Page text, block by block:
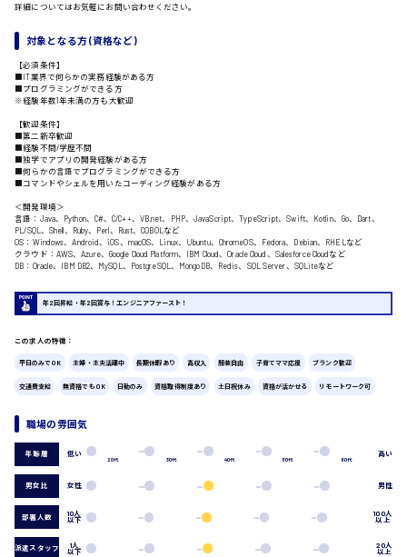
看護助手
貿易事務
データ入力
一般事務
総務事務
経理事務
営業事務
医療事務
翻訳、通訳
IT・クリエイティブ系
WEBデザイナー
プログラマー
カスタマーエンジニア
経営企画
販売
レジ
ホール
調理
洗い場
広島市南区
広島市佐伯区
広島市安佐南区
広島市安芸区
時給1300円～
時給1500円以上
詳細についてはお気軽にお問い合わせください。
対象となる方 (資格など)
【必須条件】
■IT業界で何らかの実務経験がある方
■プログラミングができる方
※経験年数1年未満の方も大歓迎
【歓迎条件】
■第二新卒歓迎
■経験不問/学歴不問
■独学でアプリの開発経験がある方
■何らかの言語でプログラミングができる方
■コマンドやシェルを用いたコーディング経験がある方
＜開発環境＞
言語：Java、Python、C#、C/C++、VB.net、PHP、JavaScript、TypeScript、Swift、Kotlin、Go、Dart、
PL/SQL、Shell、Ruby、Perl、Rust、COBOLなど
OS：Windows、Android、iOS、macOS、Linux、Ubuntu、ChromeOS、Fedora、Debian、RHELなど
クラウド：AWS、Azure、Google Cloud Platform、IBM Cloud、Oracle Cloud、Salesforce Cloudなど
DB：Oracle、IBM DB2、MySQL、PostgreSQL、MongoDB、Redis、SQL Server、SQLiteなど
年2回昇給・年2回賞与！エンジニアファースト！
この求人の特徴：
平日のみでOK 主婦・主夫活躍中 長期休暇あり 高収入 服装自由 子育てママ応援 ブランク歓迎
交通費支給 無資格でもOK 日勤のみ 資格取得制度あり 土日祝休み 資格が活かせる リモートワーク可
職場の雰囲気
年齢層 低い
20代 30代 40代 50代 60代
高い
男女比 女性 男性
部署人数 10人
以下
100人
以上
派遣スタッフ 1人
以下
20人
以上